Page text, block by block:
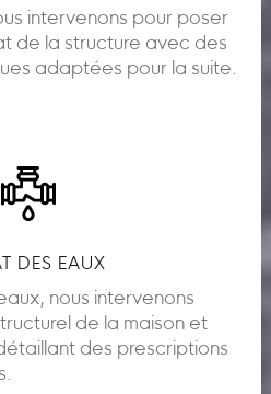
intervenons pour poser
de la structure avec des
adaptées pour la suite.
DES EAUX
nous intervenons
de la maison et
des prescriptions